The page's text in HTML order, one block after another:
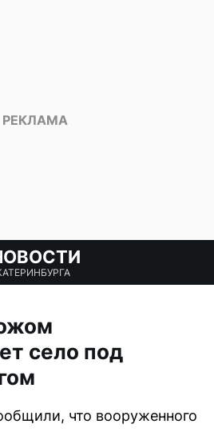
село под
что вооруженного